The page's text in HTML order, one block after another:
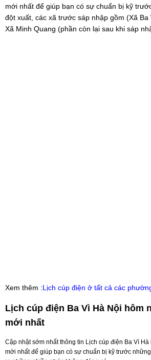
mới nhất để giúp bạn có sự chuẩn bị kỹ
đột xuất, các xã trước sáp nhập gồm (Xã
Xã Minh Quang (phần còn lại sau khi sáp
Xem thêm :Lịch cúp điện ở tất cả các
Lịch cúp điện Ba Vì Hà Nội hôm
mới nhất
Cập nhật sớm nhất thông tin Lịch cúp điện Ba Vì Hà
mới nhất để giúp bạn có sự chuẩn bị kỹ trước